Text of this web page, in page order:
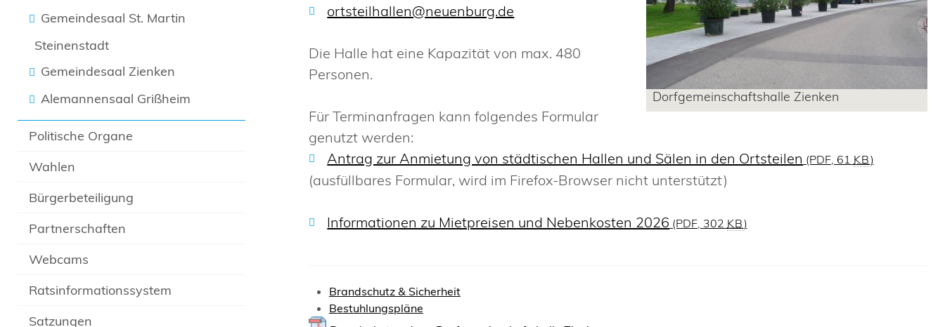
Gemeindesaal St. Martin
Steinenstadt
Gemeindesaal Zienken
Alemannensaal Grißheim
Politische Organe
Wahlen
Bürgerbeteiligung
Partnerschaften
Webcams
Ratsinformationssystem
Satzungen
Dorfgemeinschaftshalle Zienken
ortsteilhallen@neuenburg.de
Die Halle hat eine Kapazität von max. 480
Personen.
Für Terminanfragen kann folgendes Formular
genutzt werden:
Antrag zur Anmietung von städtischen Hallen und Sälen in den Ortsteilen (PDF, 61 KB)
(ausfüllbares Formular, wird im Firefox-Browser nicht unterstützt)
Informationen zu Mietpreisen und Nebenkosten 2026 (PDF, 302 KB)
Brandschutz & Sicherheit
Bestuhlungspläne